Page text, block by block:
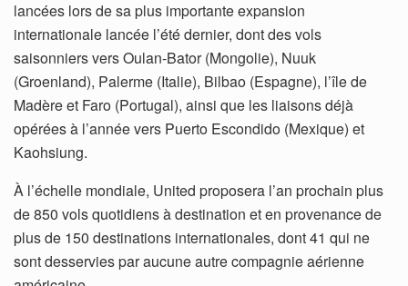
lancées lors de sa plus importante expansion
internationale lancée l’été dernier, dont des vols
saisonniers vers Oulan-Bator (Mongolie), Nuuk
(Groenland), Palerme (Italie), Bilbao (Espagne), l’île de
Madère et Faro (Portugal), ainsi que les liaisons déjà
opérées à l’année vers Puerto Escondido (Mexique) et
Kaohsiung.
À l’échelle mondiale, United proposera l’an prochain plus
de 850 vols quotidiens à destination et en provenance de
plus de 150 destinations internationales, dont 41 qui ne
sont desservies par aucune autre compagnie aérienne